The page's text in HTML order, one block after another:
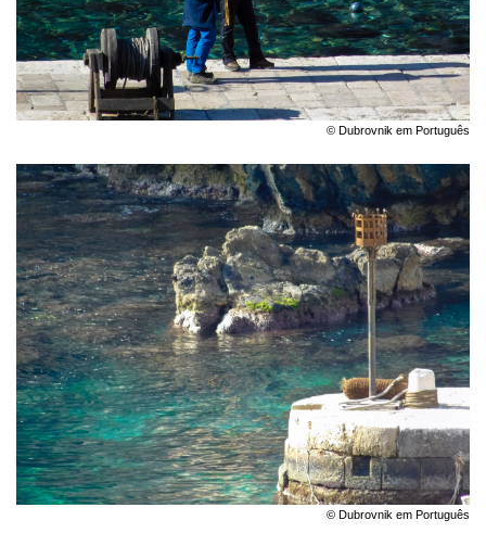
© Dubrovnik em Português
© Dubrovnik em Português